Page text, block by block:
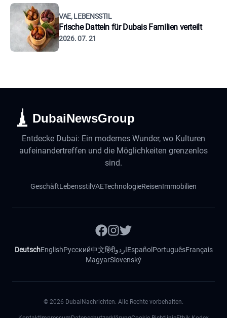
VAE, LEBENSSTIL
Frische Datteln für Dubais Familien verteilt
2026. 07. 21
DubaiNewsGroup
Entdecke Dubai: Ein modernes Wunder, wo Kulturen
aufeinandertreffen und die Möglichkeiten grenzenlos
sind.
GeschäftLebensstilVAETechnologieReisenImmobilien
DeutschEnglishРусский中文हिंदीاردوEspañol PortuguêsFrançais
MagyarSlovenský
© 2026 DubaiNachrichten. Alle Rechte vorbehalten.